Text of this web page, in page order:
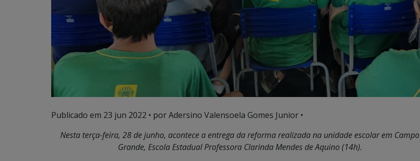
Publicado em 23 jun 2022 • por Adersino Valensoela Gomes Junior •
Nesta terça-feira, 28 de junho, acontece a entrega da reforma realizada na unidade escolar em Campo
Grande, Escola Estadual Professora Clarinda Mendes de Aquino (14h).